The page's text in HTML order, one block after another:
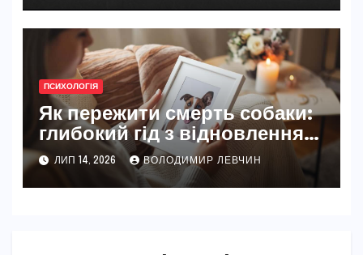
ПСИХОЛОГІЯ
Як пережити смерть собаки:
глибокий гід з відновлення
після втрати
ЛИП 14, 2026 ВОЛОДИМИР ЛЕВЧИН